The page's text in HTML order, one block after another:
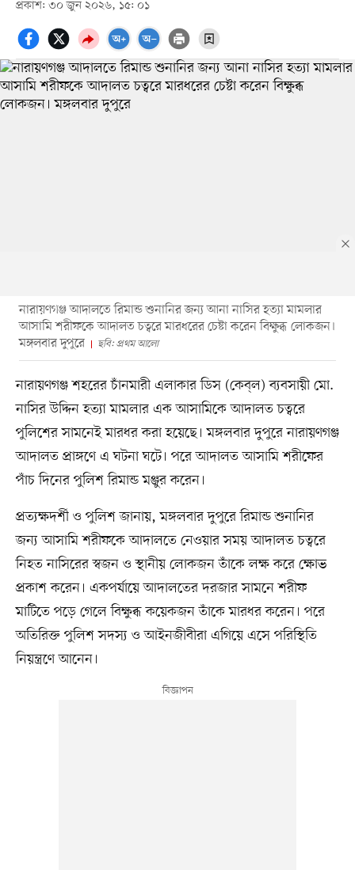
প্রকাশ: ৩০ জুন ২০২৬, ১৫: ০১
নারায়ণগঞ্জ আদালতে রিমান্ড শুনানির জন্য আনা নাসির হত্যা মামলার
আসামি শরীফকে আদালত চত্বরে মারধরের চেষ্টা করেন বিক্ষুব্ধ লোকজন।
মঙ্গলবার দুপুরে
ছবি: প্রথম আলো
নারায়ণগঞ্জ শহরের চাঁনমারী এলাকার ডিস (কেব্‌ল) ব্যবসায়ী মো.
নাসির উদ্দিন হত্যা মামলার এক আসামিকে আদালত চত্বরে
পুলিশের সামনেই মারধর করা হয়েছে। মঙ্গলবার দুপুরে নারায়ণগঞ্জ
আদালত প্রাঙ্গণে এ ঘটনা ঘটে। পরে আদালত আসামি শরীফের
পাঁচ দিনের পুলিশ রিমান্ড মঞ্জুর করেন।
প্রত্যক্ষদর্শী ও পুলিশ জানায়, মঙ্গলবার দুপুরে রিমান্ড শুনানির
জন্য আসামি শরীফকে আদালতে নেওয়ার সময় আদালত চত্বরে
নিহত নাসিরের স্বজন ও স্থানীয় লোকজন তাঁকে লক্ষ করে ক্ষোভ
প্রকাশ করেন। একপর্যায়ে আদালতের দরজার সামনে শরীফ
মাটিতে পড়ে গেলে বিক্ষুব্ধ কয়েকজন তাঁকে মারধর করেন। পরে
অতিরিক্ত পুলিশ সদস্য ও আইনজীবীরা এগিয়ে এসে পরিস্থিতি
নিয়ন্ত্রণে আনেন।